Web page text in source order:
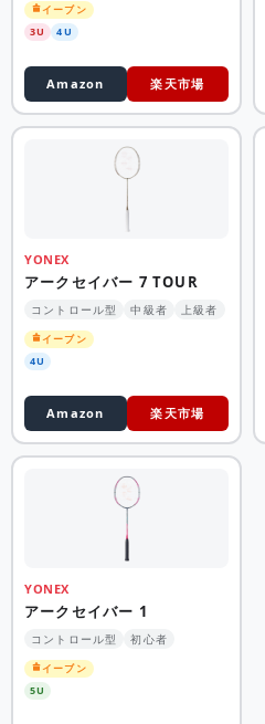
イーブン
3U
4U
Amazon 楽天市場
YONEX
アークセイバー 7 TOUR
コントロール型 中級者 上級者
イーブン
4U
Amazon 楽天市場
YONEX
アークセイバー 1
コントロール型 初心者
イーブン
5U